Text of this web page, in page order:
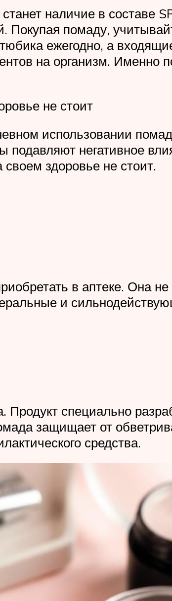
наличие в составе
Покупая помаду,
ежегодно, а
на организм. Именно
не стоит
использовании
подавляют негативное
здоровье не стоит.
в аптеке. Она
и
специально
защищает от
средства.